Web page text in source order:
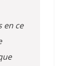
en ce